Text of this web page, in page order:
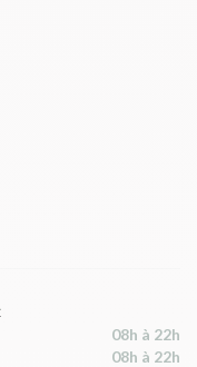
08h à 22h
08h à 22h